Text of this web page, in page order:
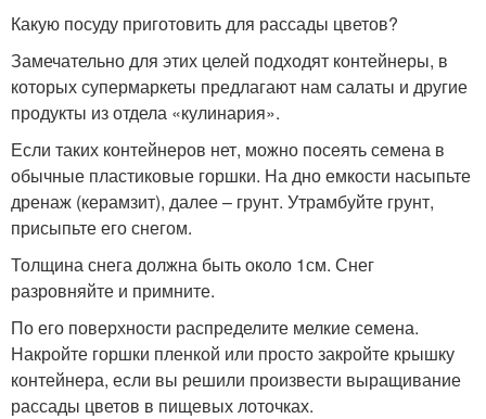
Какую посуду приготовить для рассады цветов?
Замечательно для этих целей подходят контейнеры, в
которых супермаркеты предлагают нам салаты и другие
продукты из отдела «кулинария».
Если таких контейнеров нет, можно посеять семена в
обычные пластиковые горшки. На дно емкости насыпьте
дренаж (керамзит), далее – грунт. Утрамбуйте грунт,
присыпьте его снегом.
Толщина снега должна быть около 1см. Снег
разровняйте и примните.
По его поверхности распределите мелкие семена.
Накройте горшки пленкой или просто закройте крышку
контейнера, если вы решили произвести выращивание
рассады цветов в пищевых лоточках.